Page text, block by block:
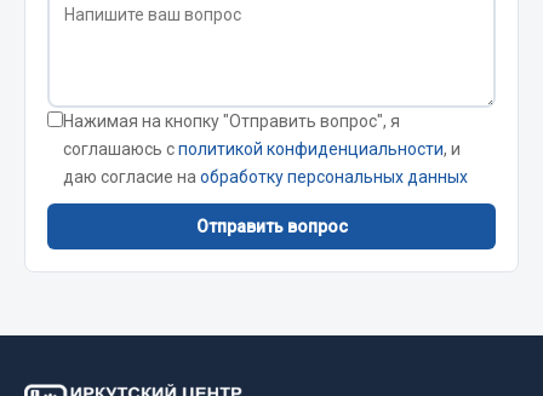
Кольца стопорные
Пружины
Хомуты
Показать ещё
Весь раздел
Camozzi
Нажимая на кнопку "Отправить вопрос", я
соглашаюсь сполитикой конфиденциальности, и
даю согласие на обработку персональных данных
Отправить вопрос